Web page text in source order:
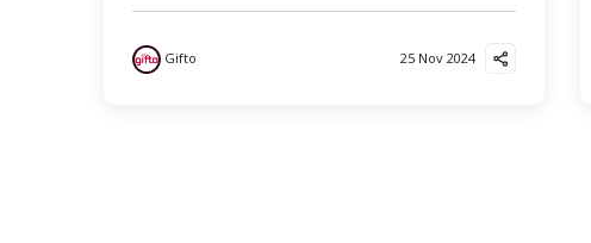
Gifto 25 Nov 2024